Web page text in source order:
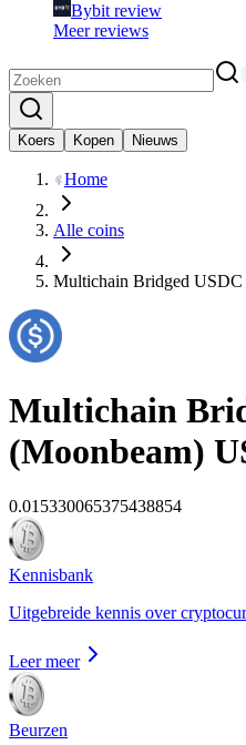
Bybit review
Meer reviews
Koers Kopen Nieuws
Home
Alle coins
Multichain Bridged
Multichain
(Moonbeam)
0.015330065375438854
Kennisbank
Uitgebreide kennis over
Leer meer
Beurzen